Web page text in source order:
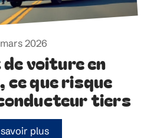
2026
voiture en
ce que risque
tiers
plus